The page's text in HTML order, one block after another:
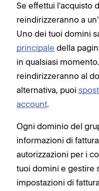
Se effettui l'acquisto
reindirizzeranno a
Uno dei tuoi domini
principale della
in qualsiasi
reindirizzeranno al
alternativa, puoi
account.
Ogni dominio del
informazioni di
autorizzazioni per i
tuoi domini e gestire
impostazioni di